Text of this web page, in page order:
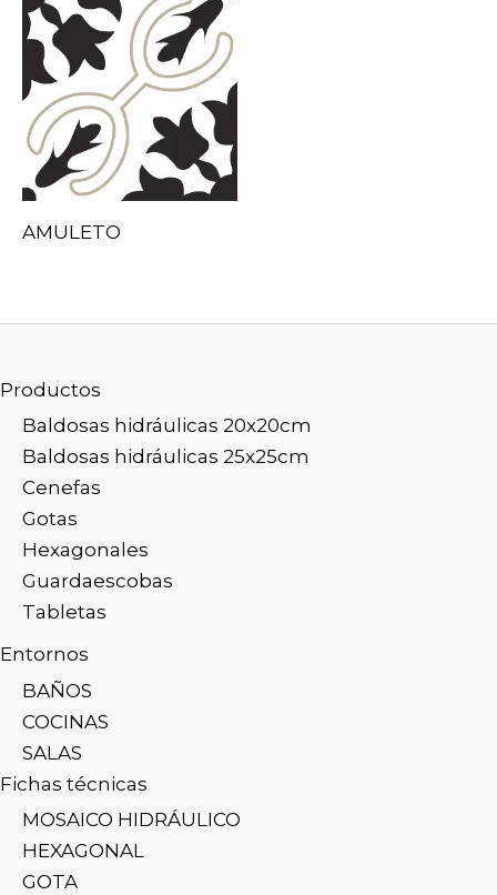
AMULETO
Productos
Baldosas hidráulicas 20x20cm
Baldosas hidráulicas 25x25cm
Cenefas
Gotas
Hexagonales
Guardaescobas
Tabletas
Entornos
BAÑOS
COCINAS
SALAS
Fichas técnicas
MOSAICO HIDRÁULICO
HEXAGONAL
GOTA